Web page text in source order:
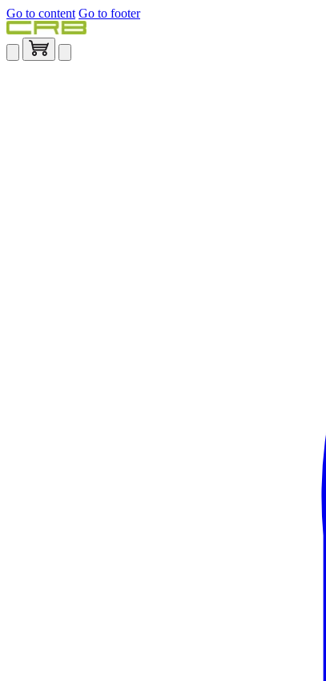
Go to content Go to footer